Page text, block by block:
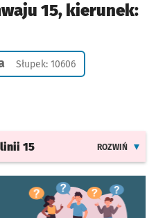
15, kierunek:
Słupek: 10606
linii 15 ROZWIŃ